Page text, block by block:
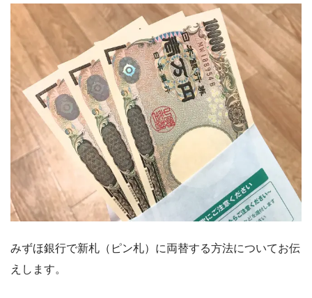
みずほ銀行で新札（ピン札）に両替する方法についてお伝
えします。